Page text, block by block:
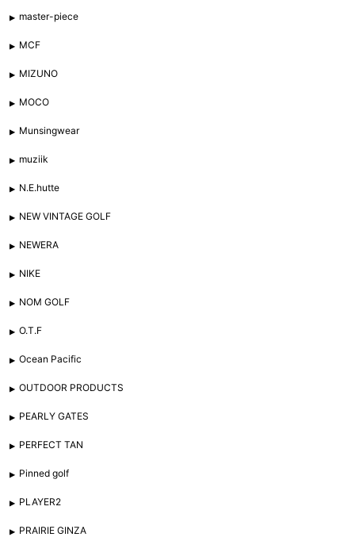
master-piece
MCF
MIZUNO
MOCO
Munsingwear
muziik
N.E.hutte
NEW VINTAGE GOLF
NEWERA
NIKE
NOM GOLF
O.T.F
Ocean Pacific
OUTDOOR PRODUCTS
PEARLY GATES
PERFECT TAN
Pinned golf
PLAYER2
PRAIRIE GINZA